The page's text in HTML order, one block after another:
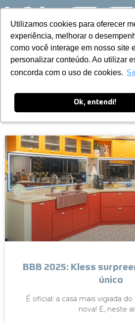
Utilizamos cookies para oferecer
experiência, melhorar o
como você interage em nosso site
personalizar conteúdo. Ao utilizar
concorda com o uso de cookies.
Ok, entendi!
Utilizamos cookies para oferecer
experiência, melhorar o
como você interage em nosso site
personalizar conteúdo. Ao utilizar
concorda com o uso de cookies.
Ok, entendi!
Pular
para
o
conteúdo
Blog
BBB 2025: Kless
único
É oficial: a casa mais vigiada do
nova! E, neste